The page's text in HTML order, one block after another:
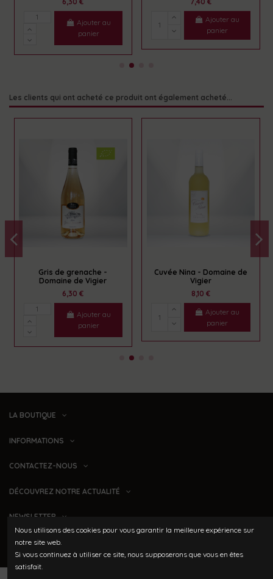
Ajouter au
panier
Ajouter au
panier
Les clients qui ont acheté ce produit ont également acheté...
Gris de grenache -
Domaine de Vigier
6,30 €
Ajouter au
panier
Cuvée Nina - Domaine de
Vigier
8,10 €
Ajouter au
panier
LA BOUTIQUE
INFORMATIONS
CONTACTEZ-NOUS
DÉCOUVREZ NOTRE ACTUALITÉ
NEWSLETTER
Domaine Le Grand Jardin
Nous utilisons des cookies pour vous garantir la meilleure expérience sur
notre site web.
Si vous continuez à utiliser ce site, nous supposerons que vous en êtes
satisfait.